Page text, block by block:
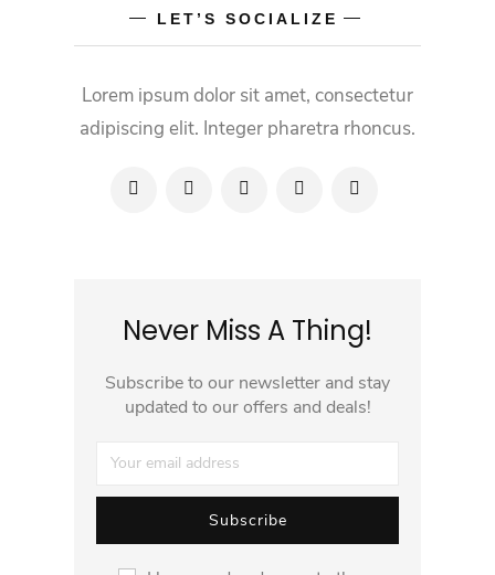
LET’S SOCIALIZE
Lorem ipsum dolor sit amet, consectetur
adipiscing elit. Integer pharetra rhoncus.
Never Miss A Thing!
Subscribe to our newsletter and stay
updated to our offers and deals!